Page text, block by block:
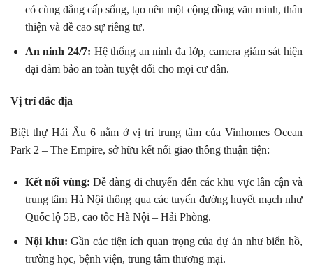
có cùng đẳng cấp sống, tạo nên một cộng đồng văn minh, thân
thiện và đề cao sự riêng tư.
An ninh 24/7: Hệ thống an ninh đa lớp, camera giám sát hiện
đại đảm bảo an toàn tuyệt đối cho mọi cư dân.
Vị trí đắc địa
Biệt thự Hải Âu 6 nằm ở vị trí trung tâm của Vinhomes Ocean
Park 2 – The Empire, sở hữu kết nối giao thông thuận tiện:
Kết nối vùng: Dễ dàng di chuyển đến các khu vực lân cận và
trung tâm Hà Nội thông qua các tuyến đường huyết mạch như
Quốc lộ 5B, cao tốc Hà Nội – Hải Phòng.
Nội khu: Gần các tiện ích quan trọng của dự án như biển hồ,
trường học, bệnh viện, trung tâm thương mại.